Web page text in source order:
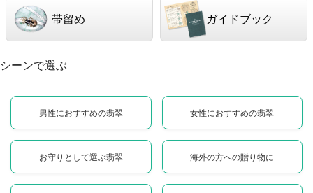
帯留め ガイドブック
シーンで選ぶ
男性におすすめの翡翠 女性におすすめの翡翠
お守りとして選ぶ翡翠 海外の方への贈り物に